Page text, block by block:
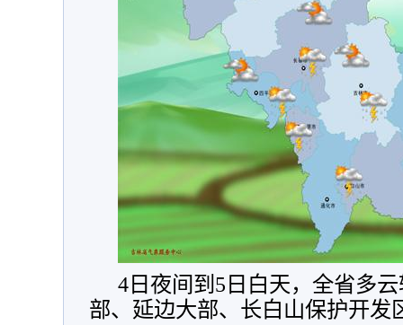
4日夜间到5日白天，全省多
部、延边大部、长白山保护开发